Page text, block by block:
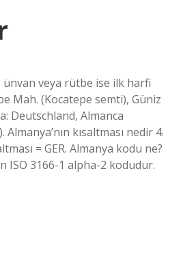
ünvan veya rütbe ise ilk harfi
Mah. (Kocatepe semti), Güniz
Deutschland, Almanca
kısaltması nedir 4.
= GER. Almanya kodu ne?
ISO 3166-1 alpha-2 kodudur.